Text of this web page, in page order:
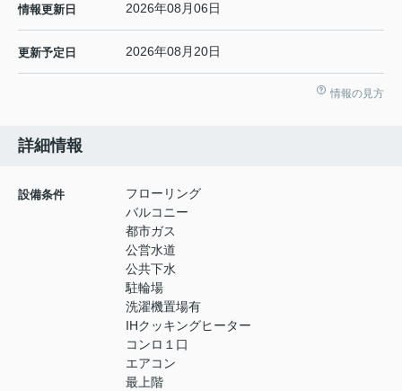
情報更新日 2026年08月06日
更新予定日 2026年08月20日
情報の見方
詳細情報
設備条件
フローリング
バルコニー
都市ガス
公営水道
公共下水
駐輪場
洗濯機置場有
IHクッキングヒーター
コンロ１口
エアコン
最上階